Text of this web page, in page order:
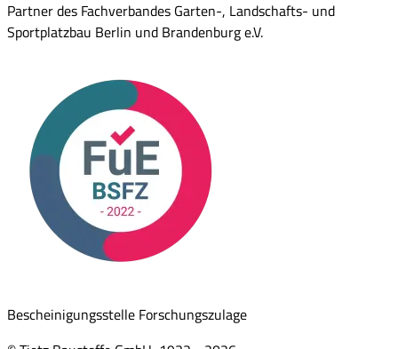
Partner des Fachverbandes Garten-, Landschafts- und
Sportplatzbau Berlin und Brandenburg e.V.
Bescheinigungsstelle Forschungszulage